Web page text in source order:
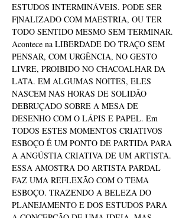
ESTUDOS INTERMINÁVEIS. PODE SER
F|NALIZADO COM MAESTRIA, OU TER
TODO SENTIDO MESMO SEM TERMINAR.
Acontece na LIBERDADE DO TRAÇO SEM
PENSAR, COM URGÊNCIA, NO GESTO
LIVRE, PROIBIDO NO CHACOALHAR DA
LATA. EM ALGUMAS NOITES, ELES
NASCEM NAS HORAS DE SOLIDÃO
DEBRUÇADO SOBRE A MESA DE
DESENHO COM O LÁPIS E PAPEL. Em
TODOS ESTES MOMENTOS CRIATIVOS
ESBOÇO É UM PONTO DE PARTIDA PARA
A ANGÚSTIA CRIATIVA DE UM ARTISTA.
ESSA AMOSTRA DO ARTISTA PARDAL
FAZ UMA REFLEXÃO COM O TEMA
ESBOÇO. TRAZENDO A BELEZA DO
PLANEJAMENTO E DOS ESTUDOS PARA